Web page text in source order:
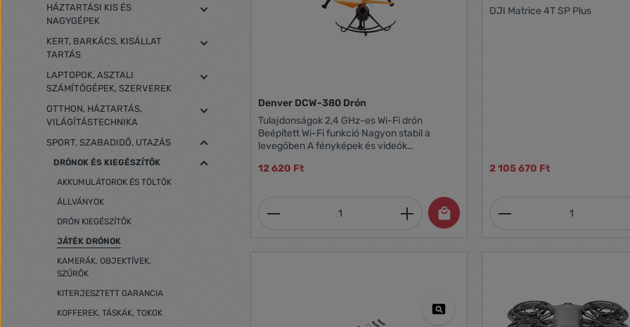
HÁZTARTÁSI KIS ÉS
NAGYGÉPEK
KERT, BARKÁCS, KISÁLLAT
TARTÁS
LAPTOPOK, ASZTALI
SZÁMÍTÓGÉPEK, SZERVEREK
OTTHON, HÁZTARTÁS,
VILÁGÍTÁSTECHNIKA
SPORT, SZABADIDŐ, UTAZÁS
DRÓNOK ÉS KIEGÉSZÍTŐK
AKKUMULÁTOROK ÉS TÖLTŐK
ÁLLVÁNYOK
DRÓN KIEGÉSZÍTŐK
JÁTÉK DRÓNOK
KAMERÁK, OBJEKTÍVEK,
SZŰRŐK
KITERJESZTETT GARANCIA
KOFFEREK, TÁSKÁK, TOKOK
Denver DCW-380 Drón
Tulajdonságok 2,4 GHz-es Wi-Fi drón
Beépített Wi-Fi funkció Nagyon stabil a
levegőben A fényképek és videók
lesznek eltárolva Videó rögzítése
Műszaki adatok Szín: fekete/narancs
Vezérlési hatótávolság: kb. 30-50 méter
640×480, 30 fps Wi-Fi kapcsolat
12 620 Ft
Termékmennyiség: Adja meg a kívánt
DJI Matrice 4T SP Plus
2 105 670 Ft